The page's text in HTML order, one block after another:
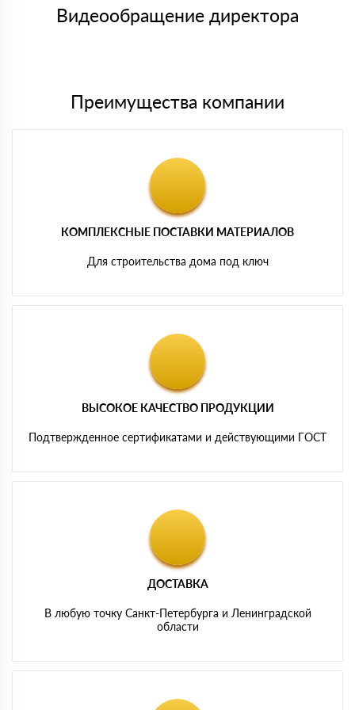
либо Вы забираете товар со склада самовывоза.
Видеообращение директора
Преимущества компании
КОМПЛЕКСНЫЕ ПОСТАВКИ МАТЕРИАЛОВ
Для строительства дома под ключ
ВЫСОКОЕ КАЧЕСТВО ПРОДУКЦИИ
Подтвержденное сертификатами и действующими ГОСТ
ДОСТАВКА
В любую точку Санкт-Петербурга и Ленинградской
области